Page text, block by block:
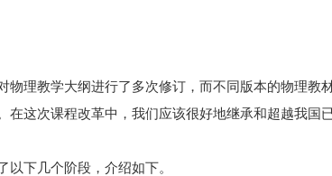
物理教学大纲进行了多次修订，而不同版本的物理
在这次课程改革中，我们应该很好地继承和超越我
下几个阶段，介绍如下。